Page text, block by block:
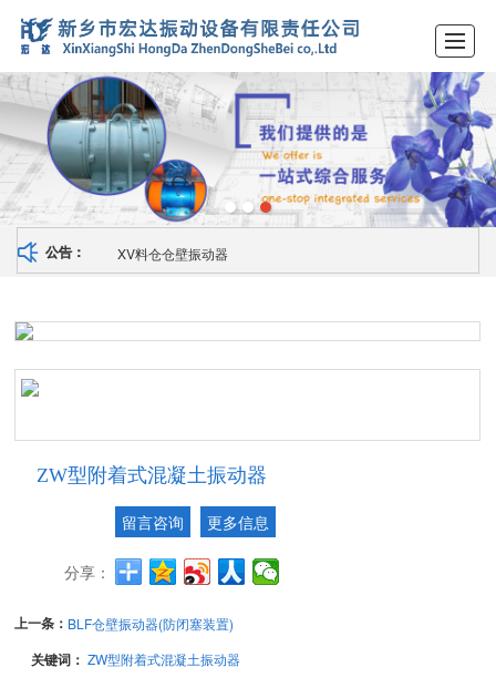
首页 关于我们 产品展示 新闻动态 资质荣誉 留言反馈 联系我们 LBS
公告： XV料仓仓壁振动器
ZW型附着式混凝土振动器
留言咨询 更多信息
分享：
上一条： BLF仓壁振动器(防闭塞装置)
关键词：ZW型附着式混凝土振动器